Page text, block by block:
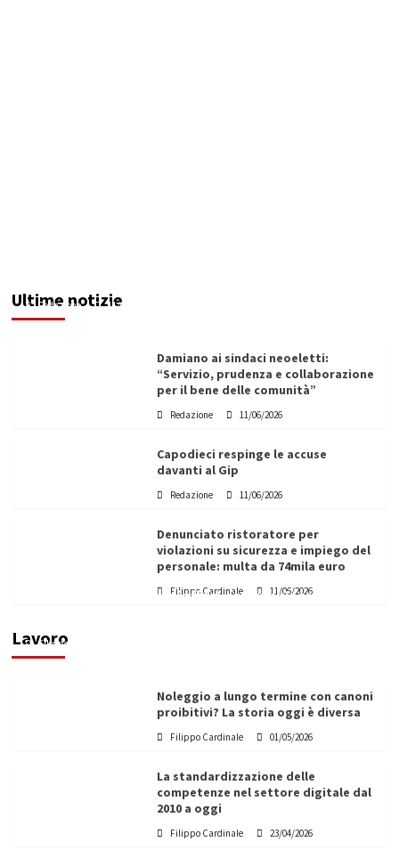
Ultime notizie
Redazione 11/06/2026
Damiano ai sindaci neoeletti:
“Servizio, prudenza e collaborazione
per il bene delle comunità”
Redazione 11/06/2026
Capodieci respinge le accuse
davanti al Gip
Redazione 11/06/2026
Denunciato ristoratore per
violazioni su sicurezza e impiego del
personale: multa da 74mila euro
Filippo Cardinale 11/06/2026
Lavoro
Vino in Italia: il giro d’affari contribuisce
Filippo Cardinale
Noleggio a lungo termine con canoni
proibitivi? La storia oggi è diversa
Filippo Cardinale 01/05/2026
La standardizzazione delle
competenze nel settore digitale dal
2010 a oggi
Filippo Cardinale 23/04/2026